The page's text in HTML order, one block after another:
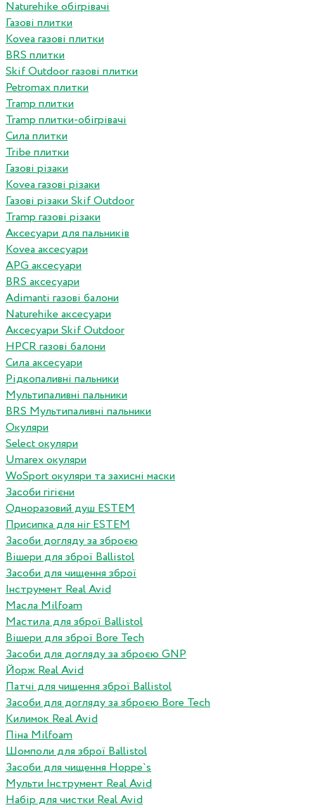
Naturehike обігрівачі
Газові плитки
Kovea газові плитки
BRS плитки
Skif Outdoor газові плитки
Petromax плитки
Tramp плитки
Tramp плитки-обігрівачі
Сила плитки
Tribe плитки
Газові різаки
Kovea газові різаки
Газові різаки Skif Outdoor
Tramp газові різаки
Аксесуари для пальників
Kovea аксесуари
APG аксесуари
BRS аксесуари
Adimanti газові балони
Naturehike аксесуари
Аксесуари Skif Outdoor
HPCR газові балони
Сила аксесуари
Рідкопаливні пальники
Мультипаливні пальники
BRS Мультипаливні пальники
Окуляри
Select окуляри
Umarex окуляри
WoSport окуляри та захисні маски
Засоби гігієни
Одноразовий душ ESTEM
Присипка для ніг ESTEM
Засоби догляду за зброєю
Вішери для зброї Ballistol
Засоби для чищення зброї
Інструмент Real Avid
Масла Milfoam
Мастила для зброї Ballistol
Вішери для зброї Bore Tech
Засоби для догляду за зброєю GNP
Йорж Real Avid
Патчі для чищення зброї Ballistol
Засоби для догляду за зброєю Bore Tech
Килимок Real Avid
Піна Milfoam
Шомполи для зброї Ballistol
Засоби для чищення Hoppe`s
Мульти Інструмент Real Avid
Набір для чистки Real Avid